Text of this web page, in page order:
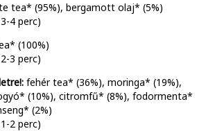
tea* (95%), bergamott olaj* (5%)
4 perc)
(100%)
3 perc)
fehér tea* (36%), moringa* (19%),
(10%), citromfű* (8%), fodormenta*
(2%)
2 perc)